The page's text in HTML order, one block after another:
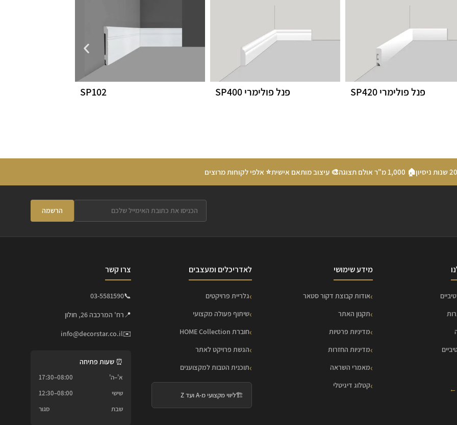
פנל פולימרי SP420 פנל פולימרי SP400 SP102
🏠 1,000 מ"ר אולם תצוגה 🎨 עיצוב מותאם אישית⭐ אלפי לקוחות מרוצים
הרשמה
←
מידע שימושי
אודות קבוצת דקור סטאר
תקנון האתר
מדיניות פרטיות
מדיניות החזרות
מאמרי השראה
קטלוג דיגיטלי
לאדריכלים ומעצבים
גלריית פרויקטים
שיתוף פעולה מקצועי
חוברת HOME Collection
הגשת פרויקט לאתר
תוכנית הטבות למקצוענים
🏗️ליווי מקצועי מ-A ועד Z
צרו קשר
📞
03-5581590
📍רח' המרכבה 26, חולון
✉️
info@decorstar.co.il
⏰ שעות פתיחה
א'–ה'
08:00–17:30
שישי
08:00–12:30
שבת
סגור